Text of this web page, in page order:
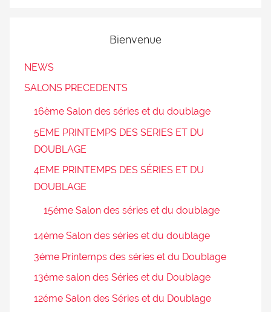
Bienvenue
NEWS
SALONS PRECEDENTS
16ème Salon des séries et du doublage
5EME PRINTEMPS DES SERIES ET DU
DOUBLAGE
4EME PRINTEMPS DES SÉRIES ET DU
DOUBLAGE
15éme Salon des séries et du doublage
14éme Salon des séries et du doublage
3éme Printemps des séries et du Doublage
13éme salon des Séries et du Doublage
12éme Salon des Séries et du Doublage